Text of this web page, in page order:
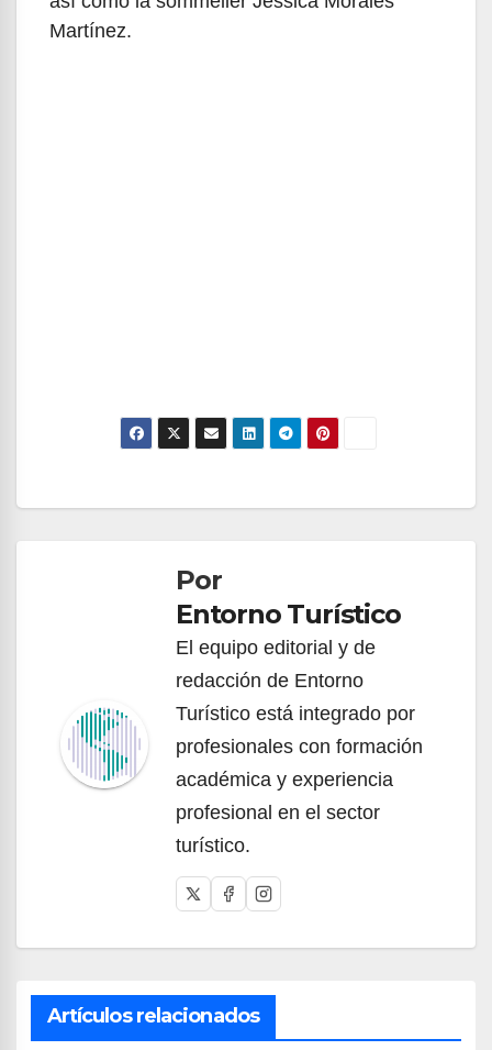
Martínez.
Navegación
entradasPor
Entorno Turístico
El equipo editorial y de
redacción de Entorno
Turístico está integrado por
profesionales con formación
académica y experiencia
profesional en el sector
turístico.
Artículos relacionados